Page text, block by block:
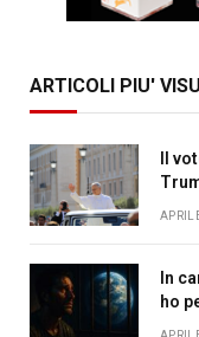
ARTICOLI PIU'
Il
In
ho